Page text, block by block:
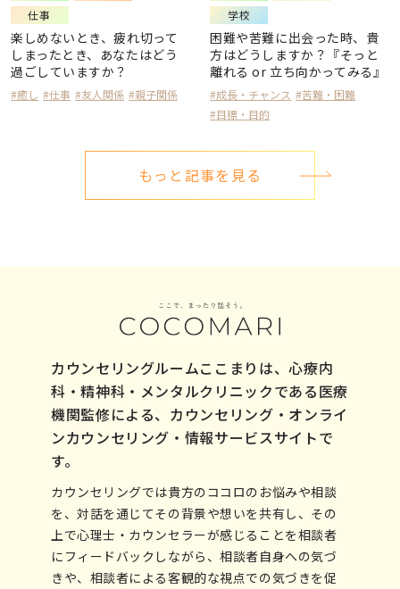
仕事
楽しめないとき、疲れ切って
しまったとき、あなたはどう
過ごしていますか？
#癒し #仕事 #友人関係 #親子関係
学校
困難や苦難に出会った時、貴
方はどうしますか？『そっと
離れる or 立ち向かってみる』
#成長・チャンス #苦難・困難
#目標・目的
もっと記事を見る
カウンセリングルームここまりは、心療内
科・精神科・メンタルクリニックである医療
機関監修による、カウンセリング・オンライ
ンカウンセリング・情報サービスサイトで
す。
カウンセリングでは貴方のココロのお悩みや相談
を、対話を通じてその背景や想いを共有し、その
上で心理士・カウンセラーが感じることを相談者
にフィードバックしながら、相談者自身への気づ
きや、相談者による客観的な視点での気づきを促